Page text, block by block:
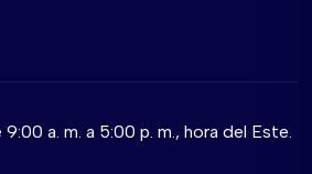
a. m. a 5:00 p. m., hora del Este.